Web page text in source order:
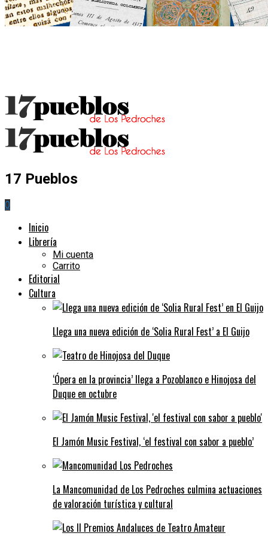
17 Pueblos
0
Inicio
Librería
Mi cuenta
Carrito
Editorial
Cultura
Llega una nueva edición de ‘Solia Rural Fest’ a El Guijo
‘Ópera en la provincia’ llega a Pozoblanco e Hinojosa del
Duque en octubre
El Jamón Music Festival, ‘el festival con sabor a pueblo’
La Mancomunidad de Los Pedroches culmina actuaciones
de valoración turística y cultural